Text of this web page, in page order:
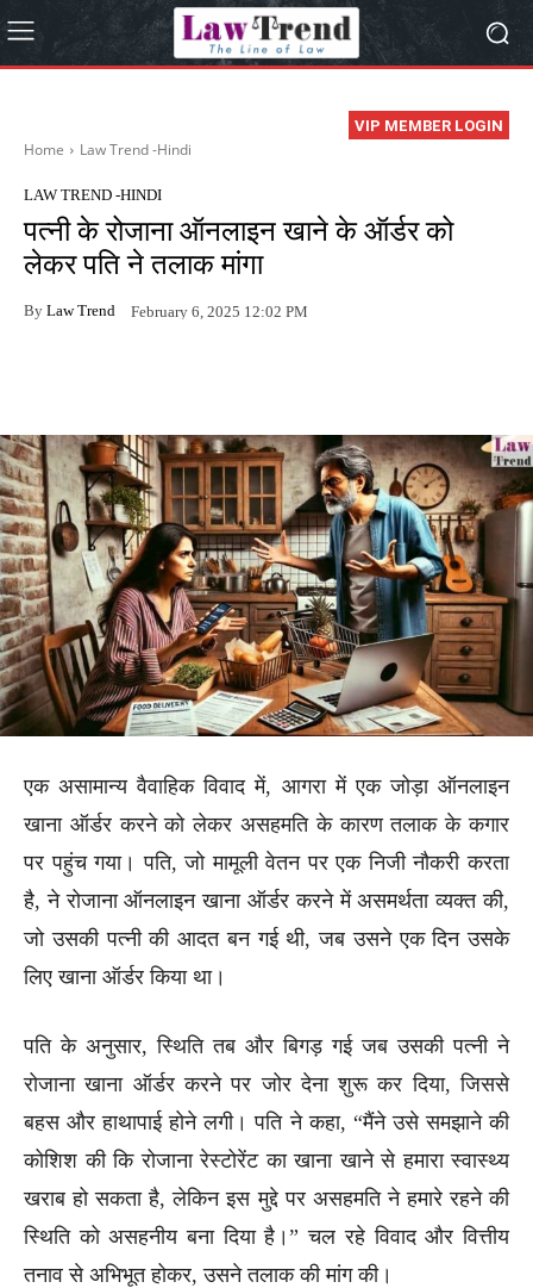
VIP MEMBER LOGIN
Home Law Trend -Hindi
LAW TREND -HINDI
पत्नी के रोजाना ऑनलाइन खाने के ऑर्डर को
लेकर पति ने तलाक मांगा
By Law Trend February 6, 2025 12:02 PM
एक असामान्य वैवाहिक विवाद में, आगरा में एक जोड़ा ऑनलाइन
खाना ऑर्डर करने को लेकर असहमति के कारण तलाक के कगार
पर पहुंच गया। पति, जो मामूली वेतन पर एक निजी नौकरी करता
है, ने रोजाना ऑनलाइन खाना ऑर्डर करने में असमर्थता व्यक्त की,
जो उसकी पत्नी की आदत बन गई थी, जब उसने एक दिन उसके
लिए खाना ऑर्डर किया था।
पति के अनुसार, स्थिति तब और बिगड़ गई जब उसकी पत्नी ने
रोजाना खाना ऑर्डर करने पर जोर देना शुरू कर दिया, जिससे
बहस और हाथापाई होने लगी। पति ने कहा, “मैंने उसे समझाने की
कोशिश की कि रोजाना रेस्टोरेंट का खाना खाने से हमारा स्वास्थ्य
खराब हो सकता है, लेकिन इस मुद्दे पर असहमति ने हमारे रहने की
स्थिति को असहनीय बना दिया है।” चल रहे विवाद और वित्तीय
तनाव से अभिभूत होकर, उसने तलाक की मांग की।